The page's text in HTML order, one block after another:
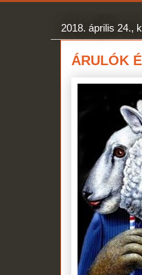
2018. április 24.,
ÁRULÓK